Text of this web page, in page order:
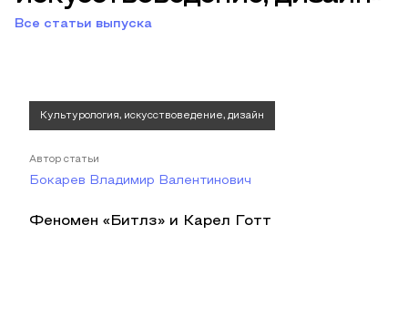
Все статьи выпуска
Культурология, искусствоведение, дизайн
Автор статьи
Бокарев Владимир Валентинович
Феномен «Битлз» и Карел Готт